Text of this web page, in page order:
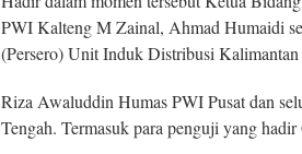
PWI Kalteng M Zainal, Ahmad Humaidi
(Persero) Unit Induk Distribusi
Riza Awaluddin Humas PWI Pusat dan
Tengah. Termasuk para penguji yang